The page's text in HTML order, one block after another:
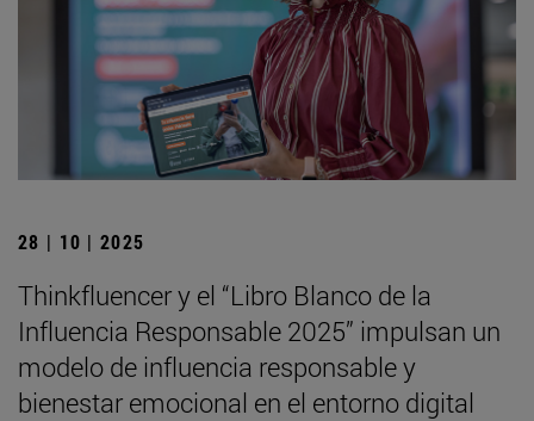
28 | 10 | 2025
Thinkfluencer y el “Libro Blanco de la
Influencia Responsable 2025” impulsan un
modelo de influencia responsable y
bienestar emocional en el entorno digital